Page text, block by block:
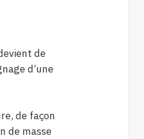
de
d’une
de façon
de masse